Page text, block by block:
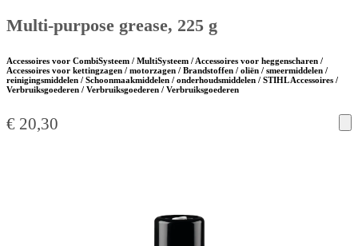
Multi-purpose grease, 225 g
Accessoires voor CombiSysteem / MultiSysteem / Accessoires voor heggenscharen /
Accessoires voor kettingzagen / motorzagen / Brandstoffen / oliën / smeermiddelen /
reinigingsmiddelen / Schoonmaakmiddelen / onderhoudsmiddelen / STIHL Accessoires /
Verbruiksgoederen / Verbruiksgoederen / Verbruiksgoederen
€ 20,30